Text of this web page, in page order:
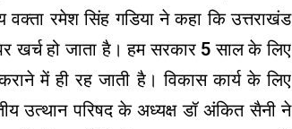
वक्ता रमेश सिंह गडिया ने कहा कि उत्तराखंड
खर्च हो जाता है। हम सरकार 5 साल के लिए
में ही रह जाती है। विकास कार्य के लिए
उत्थान परिषद के अध्यक्ष डॉ अंकित सैनी ने